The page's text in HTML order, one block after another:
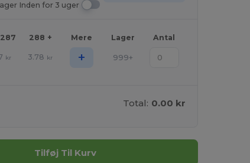
Inden for 3 uger
288 + Mere Lager Antal
kr 3.78 kr + 999+
Total: 0.00 kr
Tilføj Til Kurv